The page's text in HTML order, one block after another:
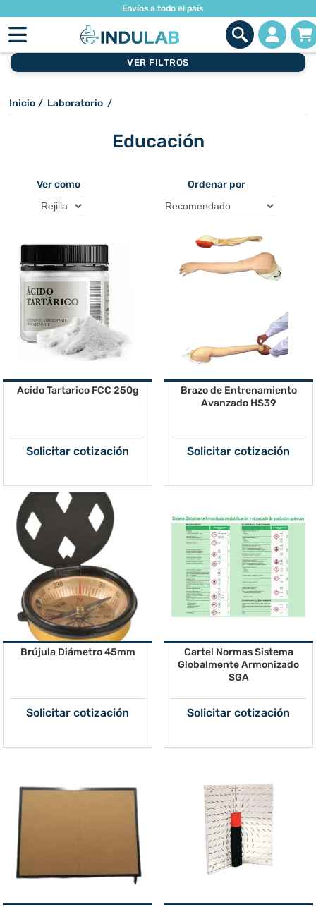
Envíos a todo el país
VER FILTROS
Inicio / Laboratorio /
Educación
Ver como Ordenar por
Acido Tartarico FCC 250g
Solicitar cotización
Brazo de Entrenamiento
Avanzado HS39
Solicitar cotización
Brújula Diámetro 45mm
Solicitar cotización
Cartel Normas Sistema
Globalmente Armonizado
SGA
Solicitar cotización